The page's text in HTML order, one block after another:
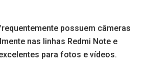
possuem câmeras
nas linhas Redmi Note e
para fotos e vídeos.